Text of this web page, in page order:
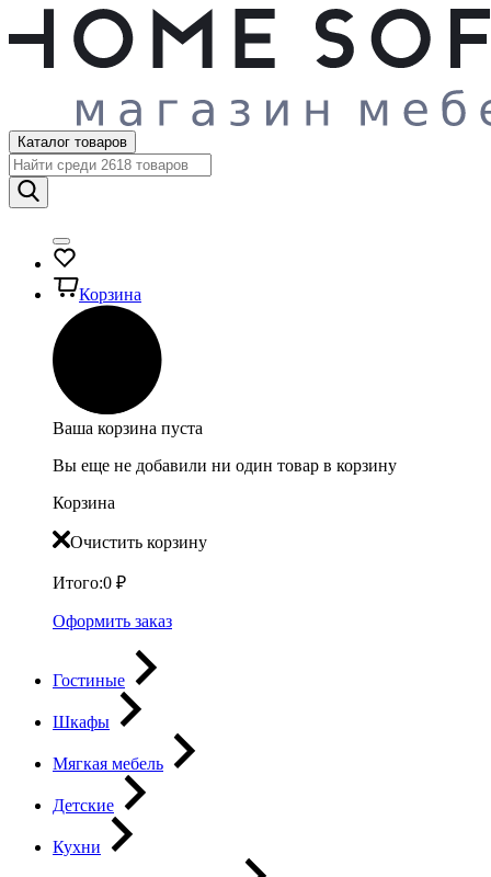
Каталог товаров
Корзина
Ваша корзина пуста
Вы еще не добавили ни один товар в корзину
Корзина
Очистить корзину
Итого:0 ₽
Оформить заказ
Гостиные
Шкафы
Мягкая мебель
Детские
Кухни